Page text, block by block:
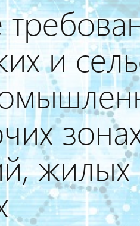
и
жилых